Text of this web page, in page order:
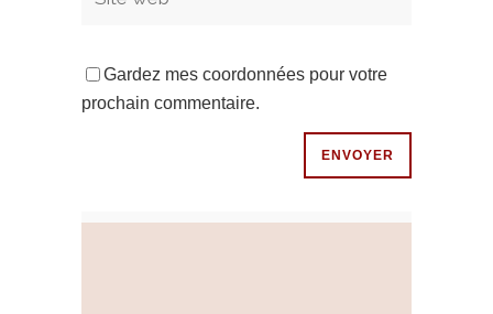
Gardez mes coordonnées pour votre
prochain commentaire.